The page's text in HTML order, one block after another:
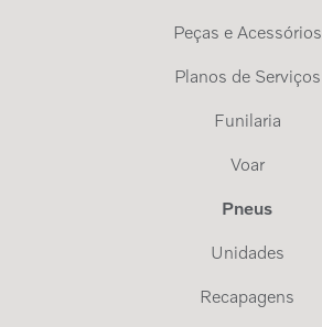
Peças e Acessórios
Planos de Serviços
Funilaria
Voar
Pneus
Unidades
Recapagens